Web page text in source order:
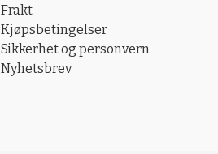
Frakt
Kjøpsbetingelser
Sikkerhet og personvern
Nyhetsbrev